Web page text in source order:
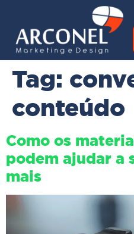
Tag:
conteúdo
Como os
podem ajudar a
mais